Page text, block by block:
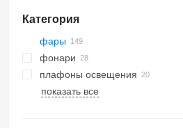
Категория
фары
фонари
плафоны освещения
показать все